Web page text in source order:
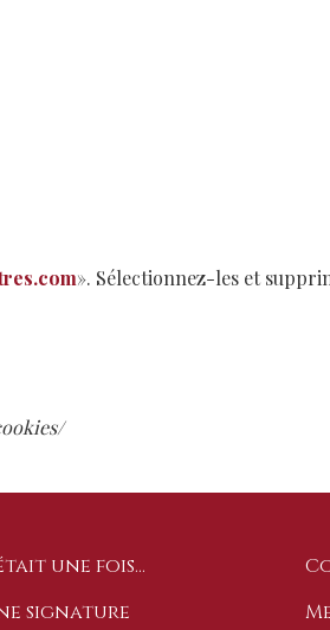
». Sélectionnez-les et
une fois…
signature